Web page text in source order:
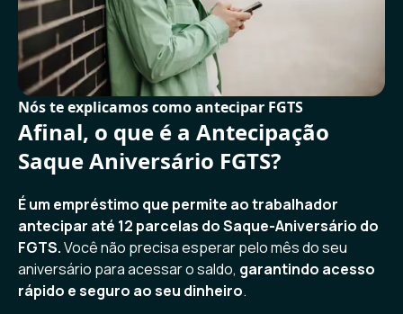
Nós te explicamos como antecipar FGTS
Afinal, o que é a Antecipação
Saque Aniversário FGTS?
É um empréstimo que permite ao trabalhador
antecipar até 12 parcelas do Saque-Aniversário do
FGTS.Você não precisa esperar pelo mês do seu
aniversário para acessar o saldo, garantindo acesso
rápido e seguro ao seu dinheiro.